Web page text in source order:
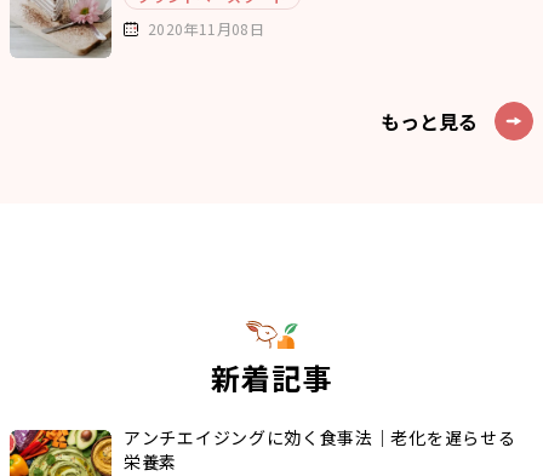
2020年11月08日
もっと見る
新着記事
アンチエイジングに効く食事法｜老化を遅らせる
栄養素